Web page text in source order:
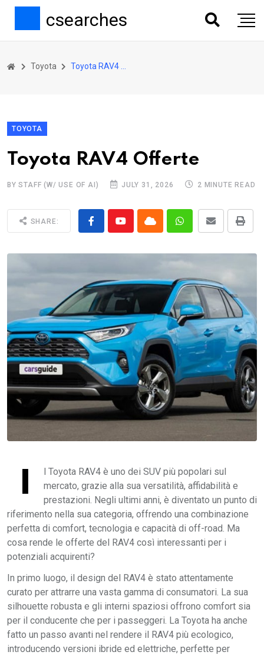
csearches
Toyota
TOYOTA
Toyota RAV4 Offerte
BY STAFF (W/ USE OF AI) JULY 31, 2026 2 MINUTE READ
SHARE:
I
l Toyota RAV4 è uno dei SUV più popolari sul
mercato, grazie alla sua versatilità, affidabilità e
prestazioni. Negli ultimi anni, è diventato un punto di
riferimento nella sua categoria, offrendo una combinazione
perfetta di comfort, tecnologia e capacità di off-road. Ma
cosa rende le offerte del RAV4 così interessanti per i
potenziali acquirenti?
In primo luogo, il design del RAV4 è stato attentamente
curato per attrarre una vasta gamma di consumatori. La sua
silhouette robusta e gli interni spaziosi offrono comfort sia
per il conducente che per i passeggeri. La Toyota ha anche
fatto un passo avanti nel rendere il RAV4 più ecologico,
introducendo versioni ibride ed elettriche, perfette per